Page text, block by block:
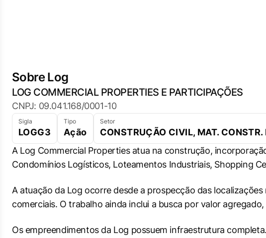
Sobre Log
LOG COMMERCIAL PROPERTIES E PARTICIPAÇÕES
CNPJ: 09.041.168/0001-10
Sigla
LOGG3
Tipo
Ação
Setor
CONSTRUÇÃO CIVIL, MAT. CONSTR.
A Log Commercial Properties atua na construção,
Condomínios Logísticos, Loteamentos Industriais, Shopping
A atuação da Log ocorre desde a prospecção das
comerciais. O trabalho ainda inclui a busca por valor
Os empreendimentos da Log possuem infraestrutura